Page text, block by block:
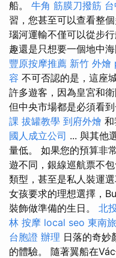
船。 牛角 筋膜刀撥筋
習，您甚至可以查看整個
瑙河運輸不僅可以從步
趣還是只想要一個地中
豐原按摩推薦 新竹 外燴
容 不可否認的是，這座
許多遊客，因為皇宮和
但中央市場都是必須看
課 拔罐教學 到府外燴
國人成立公司 ... 與其他
量低。 如果您的預算非
遊不同，銀線巡航票不
類型，甚至是私人裝運選
女孩要求的理想選擇，
裝飾做準備的生日。 北
林 按摩 local seo 東南
台胞證 辦理 日落的奇妙
的體驗。 隨著翼船在